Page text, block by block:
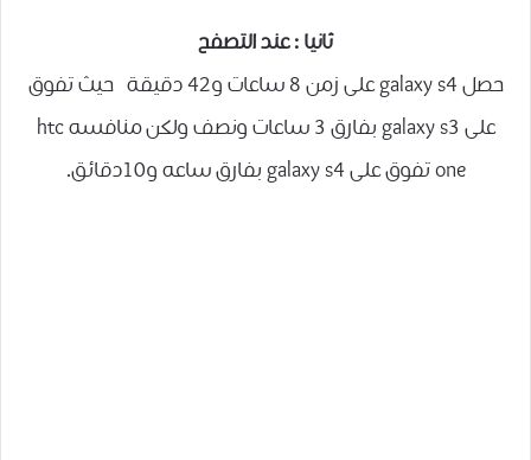
ثانيا : عند التصفح
حصل galaxy s4 على زمن 8 ساعات و42 دقيقة حيث تفوق
على galaxy s3 بفارق 3 ساعات ونصف ولكن منافسه htc
one تفوق على galaxy s4 بفارق ساعه و10دقائق.